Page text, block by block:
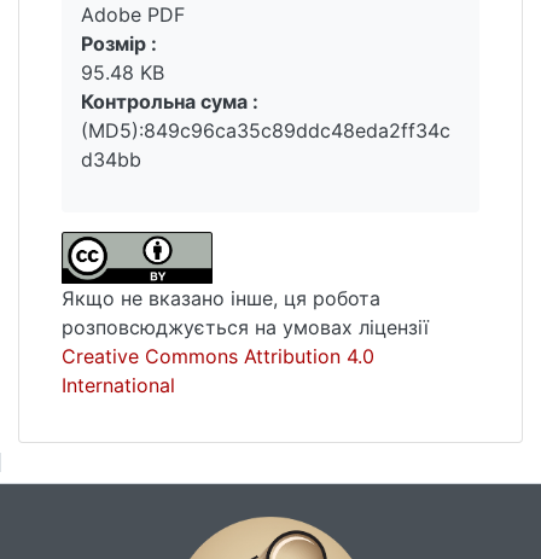
Adobe PDF
Розмір :
95.48 KB
Контрольна сума :
(MD5):849c96ca35c89ddc48eda2ff34c
d34bb
Якщо не вказано інше, ця робота
розповсюджується на умовах ліцензії
Creative Commons Attribution 4.0
International